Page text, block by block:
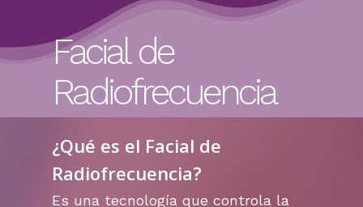
Facial de
Radiofrecuencia
¿Qué es el Facial de
Radiofrecuencia?
Es una tecnología que controla la